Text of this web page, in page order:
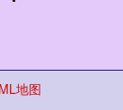
地图